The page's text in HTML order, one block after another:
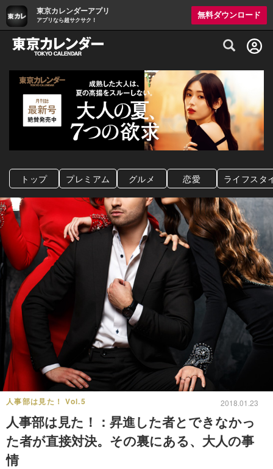
東京カレンダーアプリ
アプリなら超サクサク！
無料ダウンロード
グルメ情報・プレミアムレストラン予約
トップ プレミアム グルメ 恋愛 ライフスタ
人事部は見た！ Vol.5 2018.01.23
人事部は見た！：昇進した者とできなかっ
た者が直接対決。その裏にある、大人の事
情